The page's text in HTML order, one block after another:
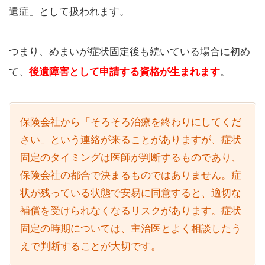
遺症」として扱われます。
つまり、めまいが症状固定後も続いている場合に初め
て、 後遺障害として申請する資格が生まれます。
保険会社から「そろそろ治療を終わりにしてくだ
さい」という連絡が来ることがありますが、症状
固定のタイミングは医師が判断するものであり、
保険会社の都合で決まるものではありません。症
状が残っている状態で安易に同意すると、適切な
補償を受けられなくなるリスクがあります。症状
固定の時期については、主治医とよく相談したう
えで判断することが大切です。